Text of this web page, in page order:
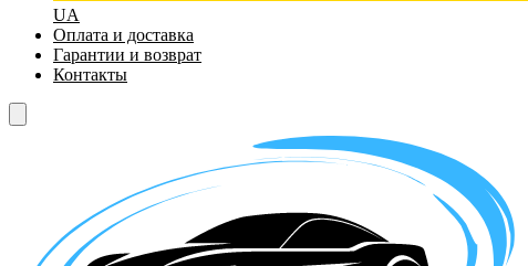
UA
Оплата и доставка
Гарантии и возврат
Контакты